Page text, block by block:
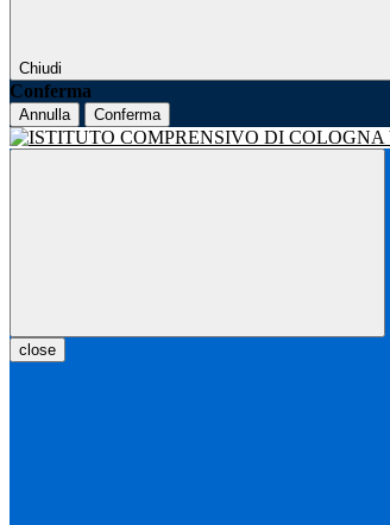
Chiudi
Conferma
Annulla Conferma
close